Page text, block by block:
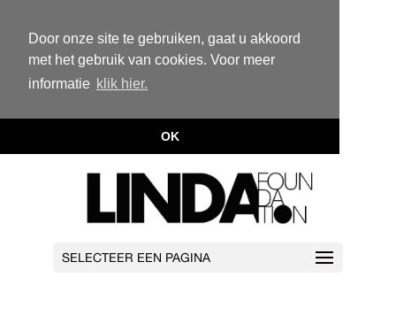
Door onze site te gebruiken, gaat u akkoord
met het gebruik van cookies. Voor meer
informatie klik hier.
OK
SELECTEER EEN PAGINA